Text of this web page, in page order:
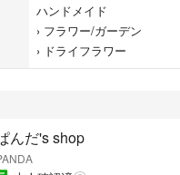
送致しますが、ドライフラワー
取れてしまう恐れがあります。
ただきます。
りします。
ハンドメイド
› フラワー/ガーデン
› ドライフラワー
んだ's shop